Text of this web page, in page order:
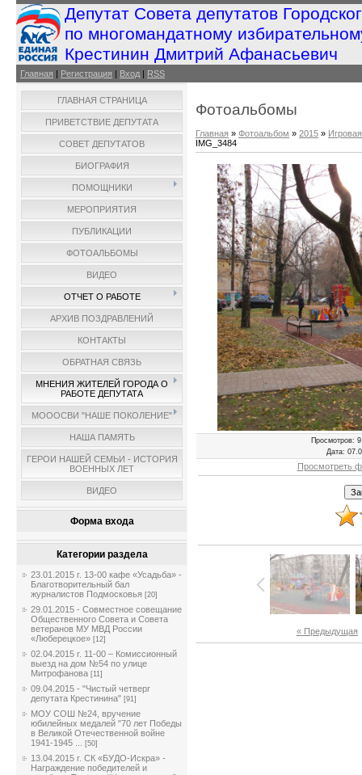
Депутат Совета депутатов
по многомандатному
Крестинин Дмитрий Афанасьевич
Главная | Регистрация | Вход | RSS
ГЛАВНАЯ СТРАНИЦА
ПРИВЕТСТВИЕ ДЕПУТАТА
СОВЕТ ДЕПУТАТОВ
БИОГРАФИЯ
ПОМОЩНИКИ
МЕРОПРИЯТИЯ
ПУБЛИКАЦИИ
ФОТОАЛЬБОМЫ
ВИДЕО
ОТЧЕТ О РАБОТЕ
АРХИВ ПОЗДРАВЛЕНИЙ
КОНТАКТЫ
ОБРАТНАЯ СВЯЗЬ
МНЕНИЯ ЖИТЕЛЕЙ ГОРОДА О
РАБОТЕ ДЕПУТАТА
МОООСВИ "НАШЕ ПОКОЛЕНИЕ"
НАША ПАМЯТЬ
ГЕРОИ НАШЕЙ СЕМЬИ - ИСТОРИЯ
ВОЕННЫХ ЛЕТ
ВИДЕО
Форма входа
Категории раздела
23.01.2015 г. 13-00 кафе «Усадьба» -
Благотворительный бал
журналистов Подмосковья [20]
29.01.2015 - Совместное совещание
Общественного Совета и Совета
ветеранов МУ МВД России
«Люберецкое» [12]
02.04.2015 г. 11-00 – Комиссионный
выезд на дом №54 по улице
Митрофанова [11]
09.04.2015 - "Чистый четверг
депутата Крестинина" [91]
МОУ СОШ №24, вручение
юбилейных медалей "70 лет Победы
в Великой Отечественной войне
1941-1945 ...
[50]
13.04.2015 г. СК «БУДО-Искра» -
Награждение победителей и
Фотоальбомы
Главная » Фотоальбом » 2015 »
IMG_3484
Просмотров:
Дата:
Просмотреть
« Предыдущая